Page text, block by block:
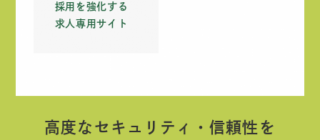
採用を強化する
求人専用サイト
高度なセキュリティ・信頼性を